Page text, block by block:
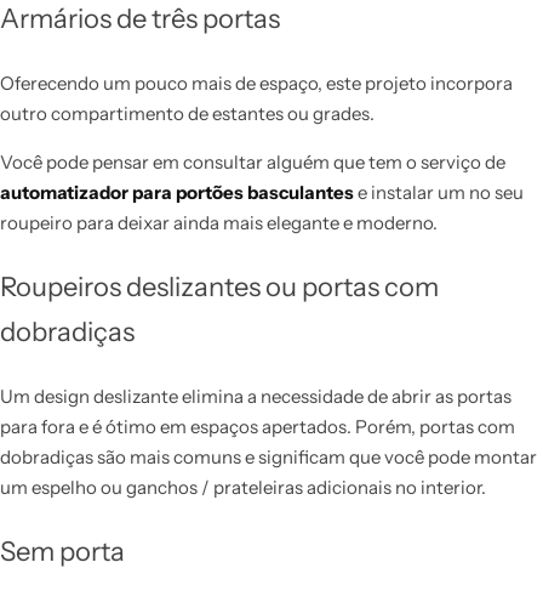
Armários de três portas
Oferecendo um pouco mais de espaço, este projeto incorpora
outro compartimento de estantes ou grades.
Você pode pensar em consultar alguém que tem o serviço de
automatizador para portões basculantese instalar um no seu
roupeiro para deixar ainda mais elegante e moderno.
Roupeiros deslizantes ou portas com
dobradiças
Um design deslizante elimina a necessidade de abrir as portas
para fora e é ótimo em espaços apertados. Porém, portas com
dobradiças são mais comuns e significam que você pode montar
um espelho ou ganchos / prateleiras adicionais no interior.
Sem porta